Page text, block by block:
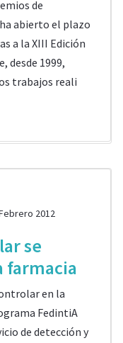
de
abierto el plazo
a la XIII Edición
desde 1999,
trabajos reali
2012
se
farmacia
en la
FedintiA
de detección y